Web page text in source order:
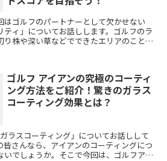
はゴルフのパートナーとして欠かせない
ティ」についてお話しします。ゴルフのラ
り株や深い草などでできたエリアのことを
ゴルフ アイアンの究極のコーティ
ング方法をご紹介！驚きのガラス
コーティング効果とは？
ラスコーティング」についてお話しして
皆さんなら、アイアンのコーティングにつ
いでしょうか。そこで今回は、ゴルフアイ